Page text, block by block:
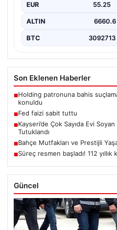
EUR 55.25
ALTIN 6660.6
BTC 3092713
Son Eklenen Haberler
■Holding patronuna bahis
konuldu
■Fed faizi sabit tuttu
■Kayseri’de Çok Sayıda Evi Soyan
Tutuklandı
■Bahçe Mutfakları ve Prestijli
■Süreç resmen başladı! 112
Güncel